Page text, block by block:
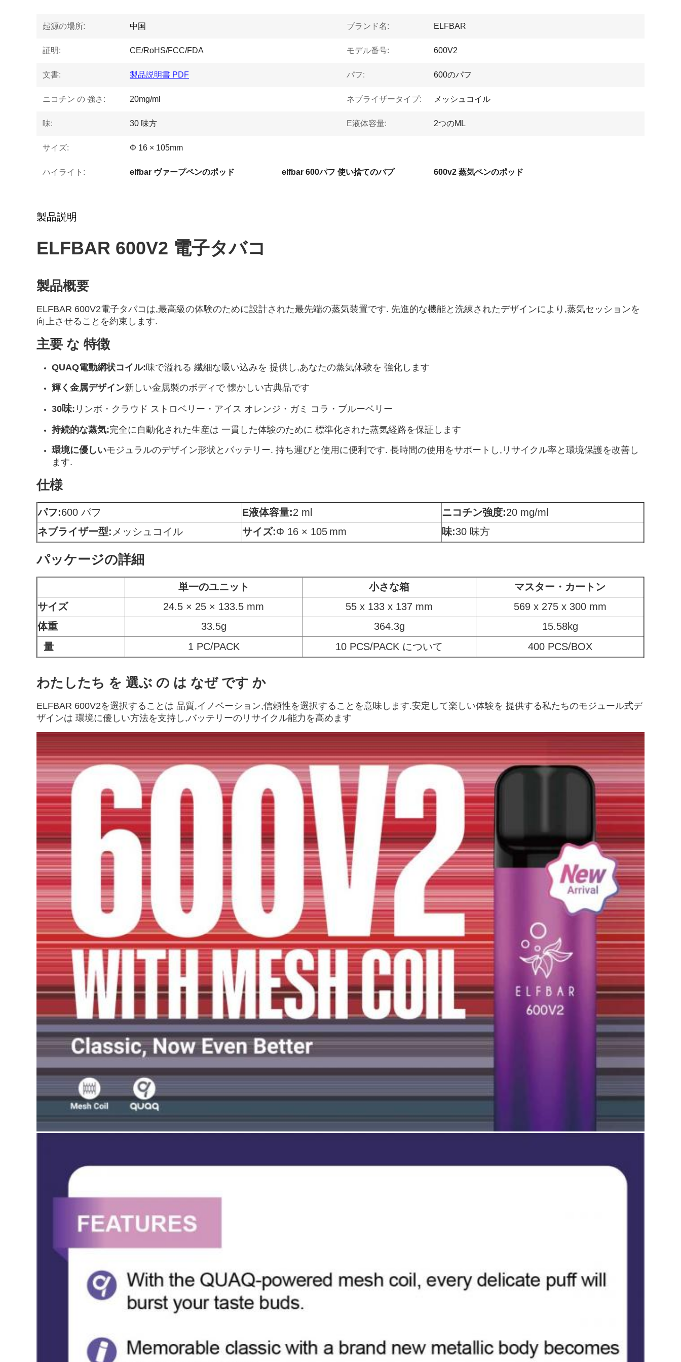
起源の場所: 中国 ブランド名: ELFBAR
証明: CE/RoHS/FCC/FDA モデル番号: 600V2
文書: 製品説明書 PDF パフ: 600のパフ
ニコチン の 強さ: 20mg/ml ネブライザータイプ: メッシュコイル
味: 30 味方 E液体容量: 2つのML
サイズ: Φ 16 × 105mm
ハイライト: elfbar ヴァープペンのポッド elfbar 600パフ 使い捨てのバプ 600v2 蒸気ペンのポッド
製品説明
ELFBAR 600V2 電子タバコ
製品概要
ELFBAR 600V2電子タバコは,最高級の体験のために設計された最先端の蒸気装置です. 先進的な機能と洗練されたデザインにより,蒸気セッションを
向上させることを約束します.
主要 な 特徴
QUAQ電動網状コイル:味で溢れる 繊細な吸い込みを 提供し,あなたの蒸気体験を 強化します
輝く金属デザイン新しい金属製のボディで 懐かしい古典品です
30味: リンボ・クラウド ストロベリー・アイス オレンジ・ガミ コラ・ブルーベリー
持続的な蒸気:完全に自動化された生産は 一貫した体験のために 標準化された蒸気経路を保証します
環境に優しいモジュラルのデザイン形状とバッテリー. 持ち運びと使用に便利です. 長時間の使用をサポートし,リサイクル率と環境保護を改善し
ます.
仕様
パフ:600 パフ E液体容量:2 ml ニコチン強度:20 mg/ml
ネブライザー型: メッシュコイル サイズ:Φ 16 × 105 mm 味:30 味方
パッケージの詳細
単一のユニット 小さな箱
マスター・カートン
サイズ
24.5 × 25 × 133.5 mm 55 x 133 x 137 mm
569 x 275 x 300 mm
体重
33.5g 364.3g
15.58kg
量
1 PC/PACK 10 PCS/PACK について 400 PCS/BOX
わたしたち を 選ぶ の は なぜ です か
ELFBAR 600V2を選択することは 品質,イノベーション,信頼性を選択することを意味します.安定して楽しい体験を 提供する私たちのモジュール式デ
ザインは 環境に優しい方法を支持し,バッテリーのリサイクル能力を高めます